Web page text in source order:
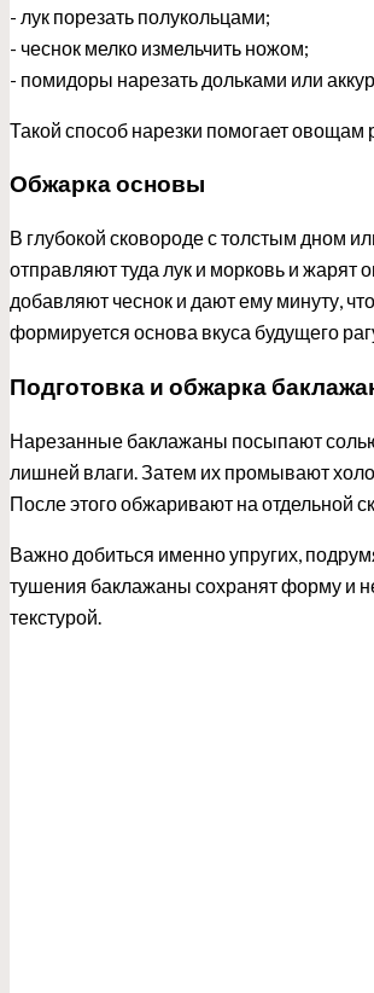
- лук порезать полукольцами;
- чеснок мелко измельчить ножом;
- помидоры нарезать дольками или
Такой способ нарезки помогает
Обжарка основы
В глубокой сковороде с толстым дном
отправляют туда лук и морковь и жарят
добавляют чеснок и дают ему минуту,
формируется основа вкуса будущего
Подготовка и обжарка
Нарезанные баклажаны посыпают солью
лишней влаги. Затем их промывают
После этого обжаривают на отдельной
Важно добиться именно упругих,
тушения баклажаны сохранят форму и
текстурой.